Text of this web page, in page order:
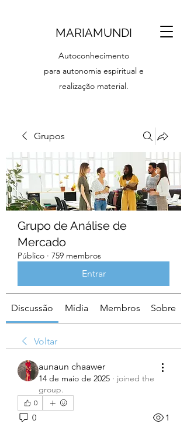
MARIAMUNDI
Autoconhecimento
para autonomia espiritual e
realização material.
Grupos
Grupo de Análise de
Mercado
Público · 759 membros
Entrar
Discussão Mídia Membros Sobre
Voltar
aunaun chaawer
14 de maio de 2025 · joined the
group.
0
0 1